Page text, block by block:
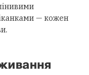
— кожен